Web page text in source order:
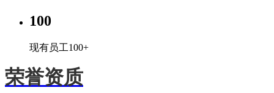
100
现有员工100+
荣誉资质